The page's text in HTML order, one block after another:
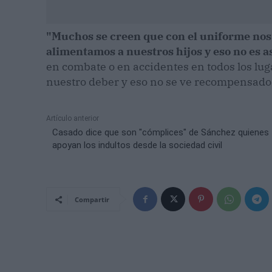
"Muchos se creen que con el uniforme
alimentamos a nuestros hijos y eso no es
en combate o en accidentes en todos los
nuestro deber y eso no se ve
Artículo anterior
Casado dice que son "cómplices" de Sánchez quienes
apoyan los indultos desde la sociedad civil
Compartir